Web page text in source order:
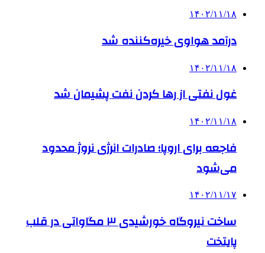
۱۴۰۲/۱۱/۱۸
درآمد هواوی خیره‌کننده شد
۱۴۰۲/۱۱/۱۸
غول نفتی از رها کردن نفت پشیمان شد
۱۴۰۲/۱۱/۱۸
فاجعه برای اروپا؛ صادرات انرژی نروژ محدود
می‌شود
۱۴۰۲/۱۱/۱۷
ساخت نیروگاه خورشیدی ۳ مگاواتی در قلب
پایتخت